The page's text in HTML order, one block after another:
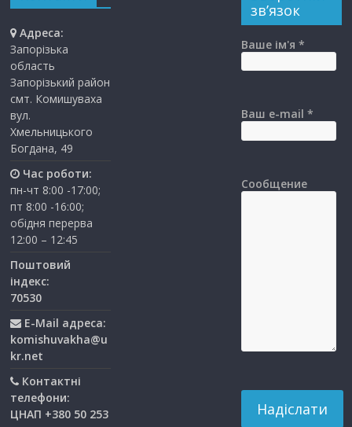
Адреса:
Запорізька
область
Запорізький район
смт. Комишуваха
вул.
Хмельницького
Богдана, 49
Час роботи:
пн-чт 8:00 -17:00;
пт 8:00 -16:00;
обідня перерва
12:00 – 12:45
Поштовий
індекс:
70530
E-Mail адреса:
komishuvakha@u
kr.net
Контактні
телефони:
ЦНАП +380 50 253
зв’язок
Ваше ім'я *
Ваш e-mail *
Сообщение